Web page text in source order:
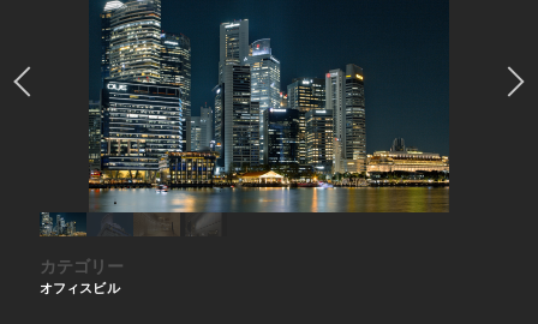
カテゴリー
オフィスビル